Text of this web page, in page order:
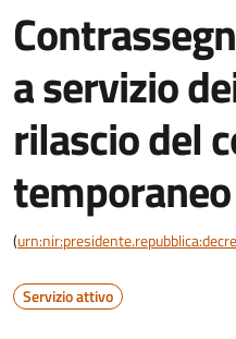
a servizio
rilascio del
temporaneo
(
Servizio attivo